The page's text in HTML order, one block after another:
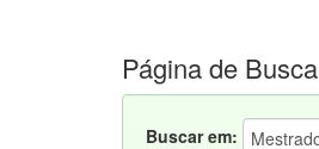
Página de Busca
Buscar em: